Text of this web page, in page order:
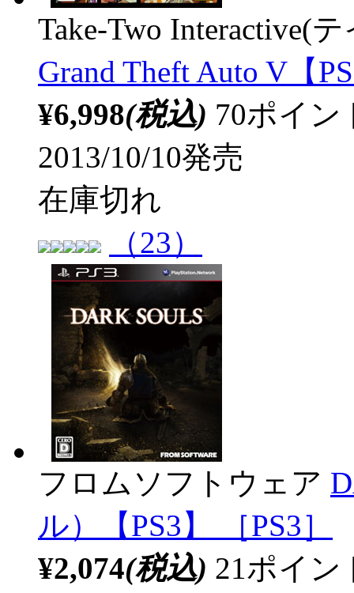
Take-Two Interactive(
Grand Theft Auto V【
¥6,998(税込) 70ポイ
2013/10/10発売
在庫切れ
（23）
フロムソフトウェア
ル）【PS3】 ［PS3］
¥2,074(税込) 21ポイ